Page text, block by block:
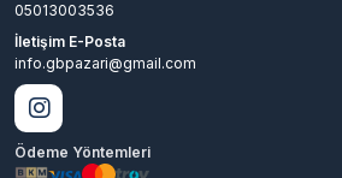
05013003536
İletişim E-Posta
info.gbpazari@gmail.com
Ödeme Yöntemleri